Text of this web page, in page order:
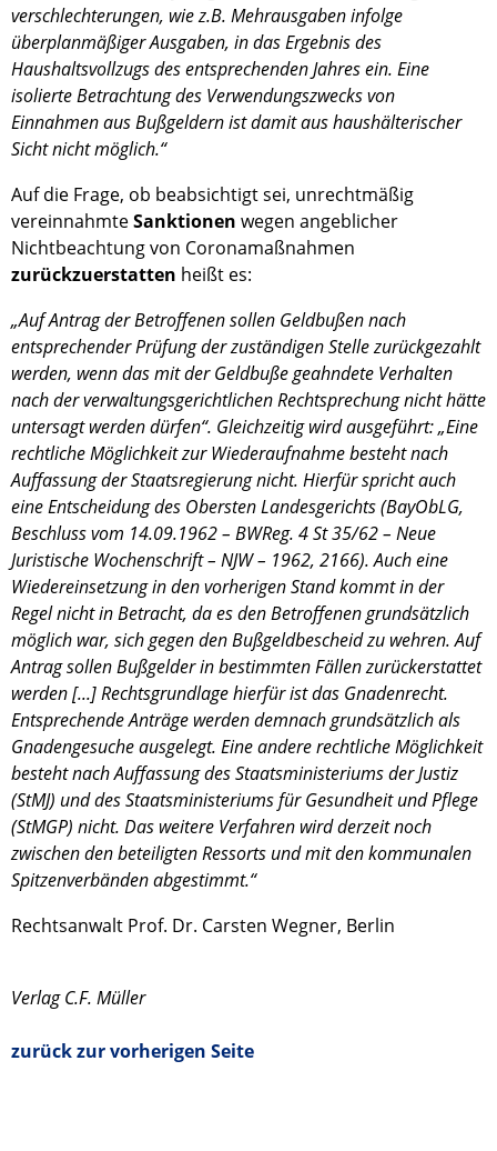
verschlechterungen, wie z.B. Mehrausgaben infolge
überplanmäßiger Ausgaben, in das Ergebnis des
Haushaltsvollzugs des entsprechenden Jahres ein. Eine
isolierte Betrachtung des Verwendungszwecks von
Einnahmen aus Bußgeldern ist damit aus haushälterischer
Sicht nicht möglich.“
Auf die Frage, ob beabsichtigt sei, unrechtmäßig
vereinnahmteSanktionen wegen angeblicher
Nichtbeachtung von Coronamaßnahmen
zurückzuerstatten heißt es:
„Auf Antrag der Betroffenen sollen Geldbußen nach
entsprechender Prüfung der zuständigen Stelle zurückgezahlt
werden, wenn das mit der Geldbuße geahndete Verhalten
nach der verwaltungsgerichtlichen Rechtsprechung nicht hätte
untersagt werden dürfen“. Gleichzeitig wird ausgeführt: „Eine
rechtliche Möglichkeit zur Wiederaufnahme besteht nach
Auffassung der Staatsregierung nicht. Hierfür spricht auch
eine Entscheidung des Obersten Landesgerichts (BayObLG,
Beschluss vom 14.09.1962 – BWReg. 4 St 35/62 – Neue
Juristische Wochenschrift – NJW – 1962, 2166). Auch eine
Wiedereinsetzung in den vorherigen Stand kommt in der
Regel nicht in Betracht, da es den Betroffenen grundsätzlich
möglich war, sich gegen den Bußgeldbescheid zu wehren. Auf
Antrag sollen Bußgelder in bestimmten Fällen zurückerstattet
werden [...] Rechtsgrundlage hierfür ist das Gnadenrecht.
Entsprechende Anträge werden demnach grundsätzlich als
Gnadengesuche ausgelegt. Eine andere rechtliche Möglichkeit
besteht nach Auffassung des Staatsministeriums der Justiz
(StMJ) und des Staatsministeriums für Gesundheit und Pflege
(StMGP) nicht. Das weitere Verfahren wird derzeit noch
zwischen den beteiligten Ressorts und mit den kommunalen
Spitzenverbänden abgestimmt.“
Rechtsanwalt Prof. Dr. Carsten Wegner, Berlin
Verlag C.F. Müller
zurück zur vorherigen Seite